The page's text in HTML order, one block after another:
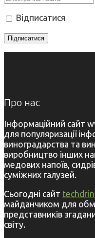
Відписатися
Про нас
Інформаційний сайт
для популяризації
виноградарства та
виробництво інших
медових напоїв,
суміжних галузей.
Сьогодні сайт
майданчиком для
представників
світу.